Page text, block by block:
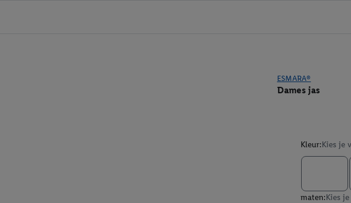
ESMARA®
Dames jas
Kleur:Kies je
maten:Kies